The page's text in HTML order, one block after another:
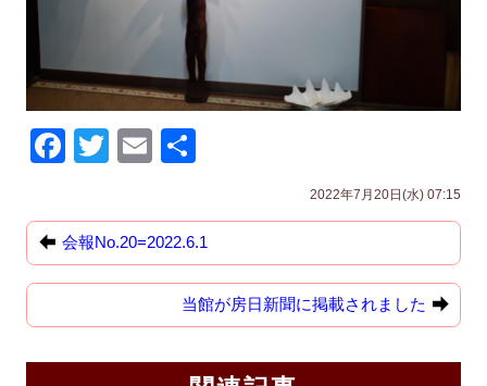
F
c
e
b
o
o
T
tt
er
E
ail
2022年7月20日(水) 07:15
会報No.20=2022.6.1
当館が房日新聞に掲載されました